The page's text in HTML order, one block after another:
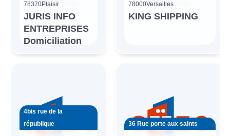
78370Plaisir
JURIS INFO
ENTREPRISES
Domiciliation
78000Versailles
KING SHIPPING
4bis rue de la
république
36 Rue porte aux saints